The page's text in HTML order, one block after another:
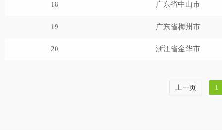
18 广东省中山市
19 广东省梅州市
20 浙江省金华市
上一页 1